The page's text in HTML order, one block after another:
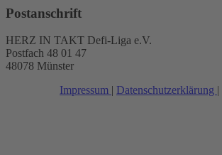
Postanschrift
HERZ IN TAKT Defi-Liga e.V.
Postfach 48 01 47
48078 Münster
Impressum | Datenschutzerklärung |